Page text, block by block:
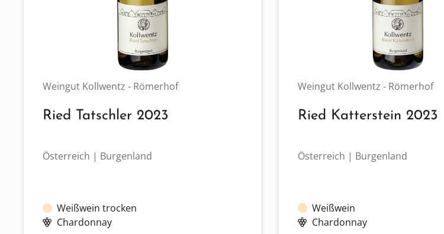
Weingut Kollwentz - Römerhof
Ried Tatschler 2023
Österreich | Burgenland
Weißwein trocken
Chardonnay
Weingut Kollwentz - Römerhof
Ried Katterstein 2023
Österreich | Burgenland
Weißwein
Chardonnay